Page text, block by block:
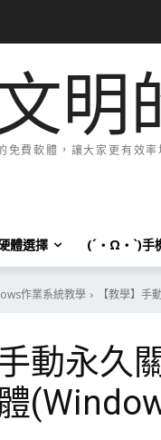
明
免費軟體，讓大家更有效
體選擇 (´・Ω・`)手
作業系統教學 【教學】
手動永久